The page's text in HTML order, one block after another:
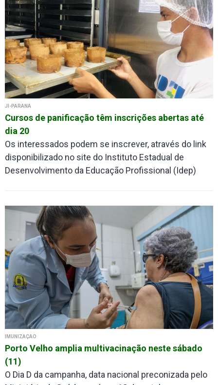
JI-PARANÁ
Cursos de panificação têm inscrições abertas até
dia 20
Os interessados podem se inscrever, através do link
disponibilizado no site do Instituto Estadual de
Desenvolvimento da Educação Profissional (Idep)
IMUNIZAÇÃO
Porto Velho amplia multivacinação neste sábado
(11)
O Dia D da campanha, data nacional preconizada pelo